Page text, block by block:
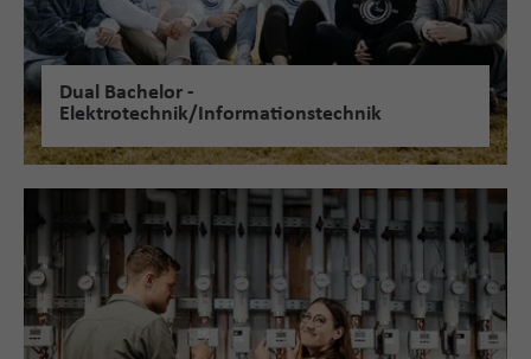
Dual Bachelor -
Elektrotechnik/Informationstechnik